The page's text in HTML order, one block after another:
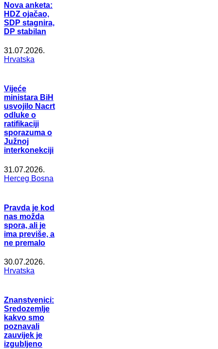
Nova anketa:
HDZ ojačao,
SDP stagnira,
DP stabilan
31.07.2026.
Hrvatska
Vijeće
ministara BiH
usvojilo Nacrt
odluke o
ratifikaciji
sporazuma o
Južnoj
interkonekciji
31.07.2026.
Herceg Bosna
Pravda je kod
nas možda
spora, ali je
ima previše, a
ne premalo
30.07.2026.
Hrvatska
Znanstvenici:
Sredozemlje
kakvo smo
poznavali
zauvijek je
izgubljeno